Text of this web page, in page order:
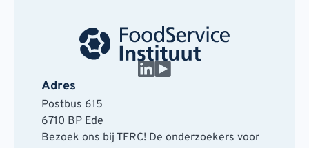
Adres
Postbus 615
6710 BP Ede
Bezoek ons bij TFRC! De onderzoekers voor